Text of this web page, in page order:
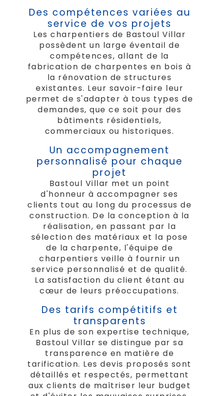
Des compétences variées au
service de vos projets
Les charpentiers de Bastoul Villar
possèdent un large éventail de
compétences, allant de la
fabrication de charpentes en bois à
la rénovation de structures
existantes. Leur savoir-faire leur
permet de s'adapter à tous types de
demandes, que ce soit pour des
bâtiments résidentiels,
commerciaux ou historiques.
Un accompagnement
personnalisé pour chaque
projet
Bastoul Villar met un point
d'honneur à accompagner ses
clients tout au long du processus de
construction. De la conception à la
réalisation, en passant par la
sélection des matériaux et la pose
de la charpente, l'équipe de
charpentiers veille à fournir un
service personnalisé et de qualité.
La satisfaction du client étant au
cœur de leurs préoccupations.
Des tarifs compétitifs et
transparents
En plus de son expertise technique,
Bastoul Villar se distingue par sa
transparence en matière de
tarification. Les devis proposés sont
détaillés et respectés, permettant
aux clients de maîtriser leur budget